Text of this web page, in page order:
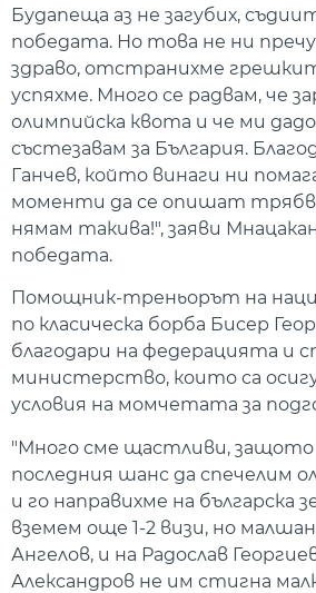
Будапеща аз не загубих,
победата. Но това не ни
здраво, отстранихме
успяхме. Много се радвам, че
олимпийска квота и че ми
състезавам за България.
Ганчев, който винаги ни
моменти да се опишат
нямам такива!", заяви
победата.
Помощник-треньорът на
по класическа борба Бисер
благодари на федерацията и
министерство, които са
условия на момчетата за
"Много сме щастливи, защото
последния шанс да спечелим
и го направихме на българска
вземем още 1-2 визи, но
Ангелов, и на Радослав
Александров не им стигна